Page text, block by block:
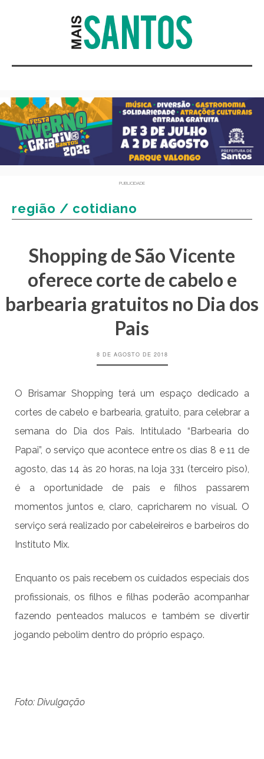
PUBLICIDADE
região / cotidiano
Shopping de São Vicente
oferece corte de cabelo e
barbearia gratuitos no Dia dos
Pais
8 DE AGOSTO DE 2018
O Brisamar Shopping terá um espaço dedicado a
cortes de cabelo e barbearia, gratuito, para celebrar a
semana do Dia dos Pais. Intitulado “Barbearia do
Papai”, o serviço que acontece entre os dias 8 e 11 de
agosto, das 14 às 20 horas, na loja 331 (terceiro piso),
é a oportunidade de pais e filhos passarem
momentos juntos e, claro, capricharem no visual. O
serviço será realizado por cabeleireiros e barbeiros do
Instituto Mix.
Enquanto os pais recebem os cuidados especiais dos
profissionais, os filhos e filhas poderão acompanhar
fazendo penteados malucos e também se divertir
jogando pebolim dentro do próprio espaço.
Foto: Divulgação